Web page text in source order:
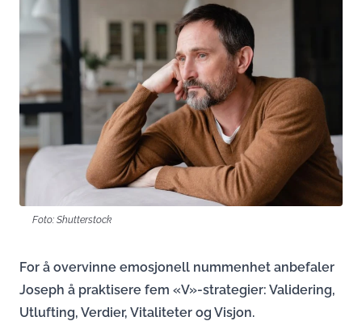
Foto: Shutterstock
For å overvinne emosjonell nummenhet anbefaler
Joseph å praktisere fem «V»-strategier: Validering,
Utlufting, Verdier, Vitaliteter og Visjon.